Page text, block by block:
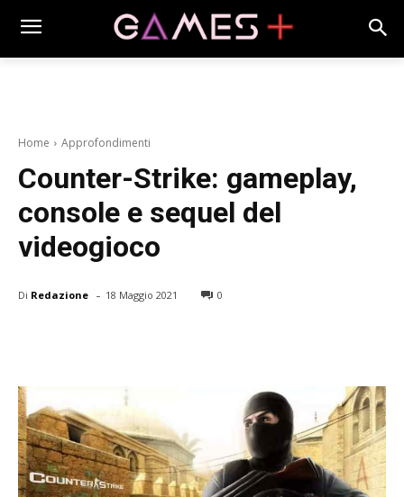
Home Approfondimenti
Counter-Strike: gameplay,
console e sequel del
videogioco
Di Redazione - 18 Maggio 2021 0